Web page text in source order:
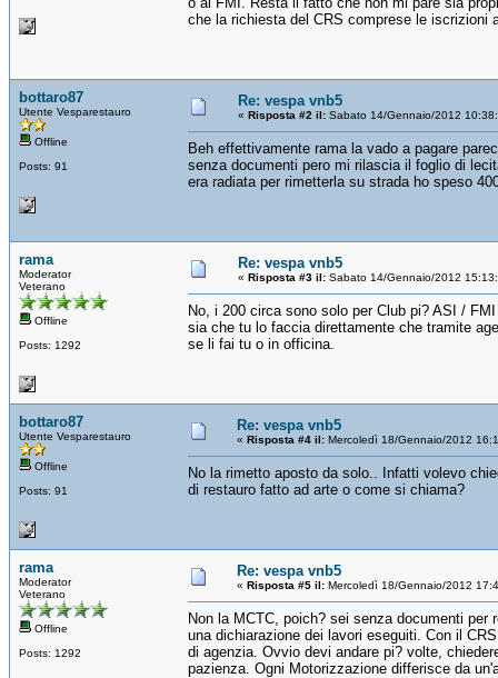
che la richiesta del CRS comprese le iscrizioni
bottaro87
Utente Vesparestauro
Offline
Posts: 91
Re: vespa vnb5
« Risposta #2 il: Sabato 14/Gennaio/2012
Beh effettivamente rama la vado a pagare
senza documenti pero mi rilascia il foglio di
era radiata per rimetterla su strada ho speso
rama
Moderator
Veterano
Offline
Posts: 1292
Re: vespa vnb5
« Risposta #3 il: Sabato 14/Gennaio/2012
No, i 200 circa sono solo per Club pi? ASI /
sia che tu lo faccia direttamente che tramite
se li fai tu o in officina.
bottaro87
Utente Vesparestauro
Offline
Posts: 91
Re: vespa vnb5
« Risposta #4 il: Mercoledì 18/Gennaio/2012
No la rimetto aposto da solo.. Infatti volevo
di restauro fatto ad arte o come si chiama?
rama
Moderator
Veterano
Offline
Posts: 1292
Re: vespa vnb5
« Risposta #5 il: Mercoledì 18/Gennaio/2012
Non la MCTC, poich? sei senza documenti
una dichiarazione dei lavori eseguiti. Con il
di agenzia. Ovvio devi andare pi? volte,
pazienza. Ogni Motorizzazione differisce da